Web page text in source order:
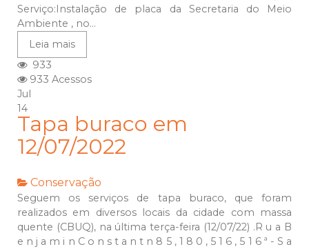
Serviço:Instalação de placa da Secretaria do Meio
Ambiente , no...
Leia mais
933
933 Acessos
Jul
14
Tapa buraco em
12/07/2022
Conservação
Seguem os serviços de tapa buraco, que foram
realizados em diversos locais da cidade com massa
quente (CBUQ), na última terça-feira (12/07/22) .R u a B
e n j a m i n C o n s t a n t n 8 5 , 1 8 0 , 5 1 6 , 5 1 6 ª - S a